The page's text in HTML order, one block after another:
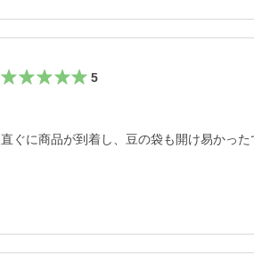
5
直ぐに商品が到着し、豆の袋も開け易かった